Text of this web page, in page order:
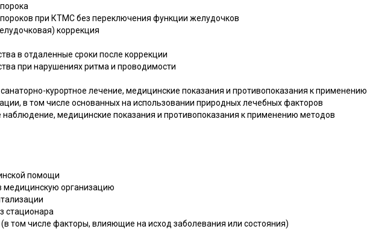
при КТМС без переключения функции желудочков
коррекция
в отдаленные сроки после коррекции
при нарушениях ритма и проводимости
курортное лечение, медицинские показания и противопоказания к применению
в том числе основанных на использовании природных лечебных факторов
наблюдение, медицинские показания и противопоказания к применению методов
помощи
медицинскую организацию
стационара
том числе факторы, влияющие на исход заболевания или состояния)